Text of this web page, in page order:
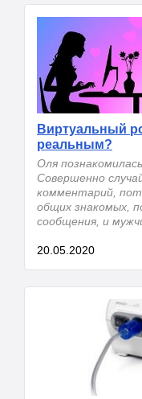
Виртуальный
реальным?
Оля
Совершенно
комментарий,
общих знакомых,
сообщения, и
20.05.2020